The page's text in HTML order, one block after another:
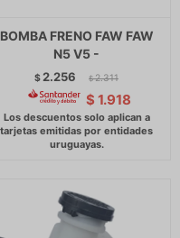
BOMBA FRENO FAW FAW
N5 V5 -
$ 2.256 $ 2.311
$ 1.918